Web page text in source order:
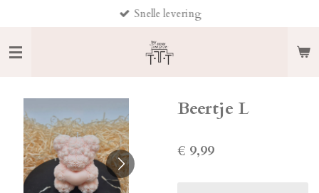
direct
naar
de
hoofdinhoud
Snelle levering
Beertje L
€ 9,99